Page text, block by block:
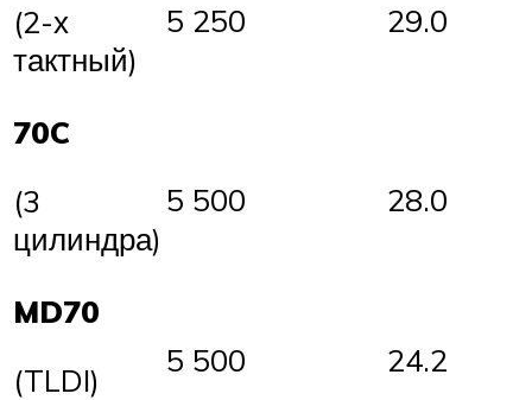
(2-х
тактный)
5 250 29.0
70C
(3
цилиндра)
5 500 28.0
MD70
(TLDI)
5 500 24.2